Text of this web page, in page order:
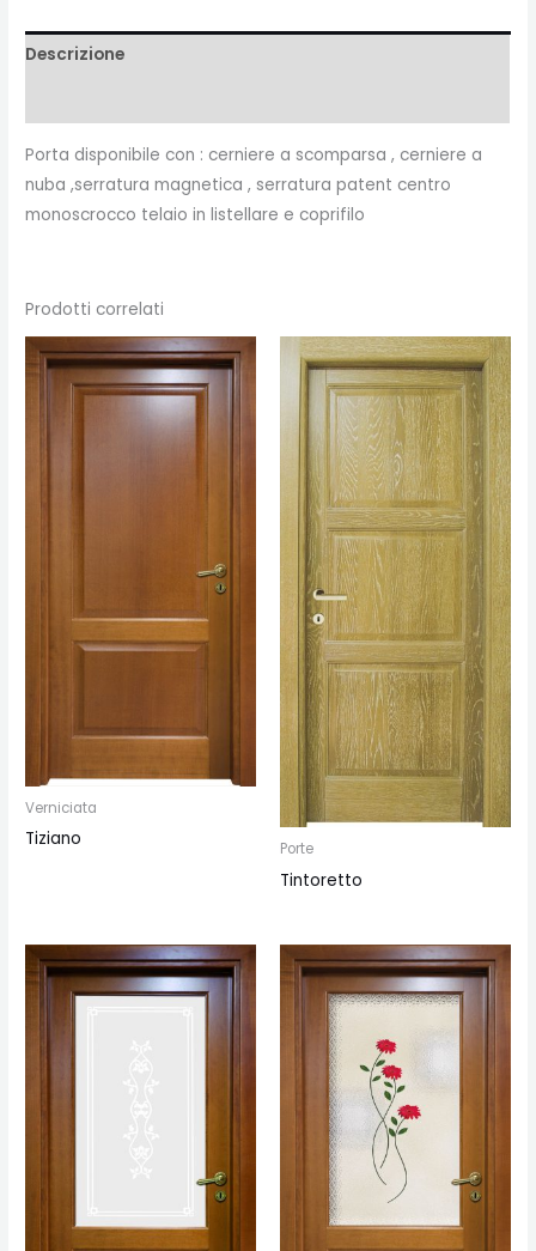
Descrizione
Porta disponibile con : cerniere a scomparsa , cerniere a
nuba ,serratura magnetica , serratura patent centro
monoscrocco telaio in listellare e coprifilo
Prodotti correlati
Verniciata
Tiziano Porte
Tintoretto